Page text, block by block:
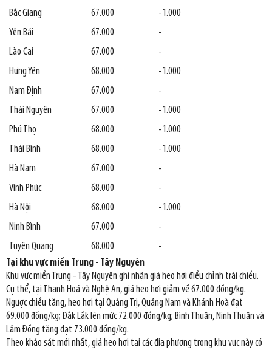
Bắc Giang
67.000
-1.000
Yên Bái
67.000
-
Lào Cai
67.000
-
Hưng Yên
68.000
-1.000
Nam Định
67.000
-
Thái Nguyên
67.000
-1.000
Phú Thọ
68.000
-1.000
Thái Bình
68.000
-1.000
Hà Nam
67.000
-
Vĩnh Phúc
68.000
-
Hà Nội
68.000
-1.000
Ninh Bình
67.000
-
Tuyên Quang
68.000
-
Tại khu vực miền Trung - Tây Nguyên
Khu vực miền Trung - Tây Nguyên ghi nhận giá heo hơi điều chỉnh trái chiều.
Cụ thể, tại Thanh Hoá và Nghệ An, giá heo hơi giảm về 67.000 đồng/kg.
Ngược chiều tăng, heo hơi tại Quảng Trị, Quảng Nam và Khánh Hoà đạt
69.000 đồng/kg; Đắk Lắk lên mức 72.000 đồng/kg; Bình Thuận, Ninh Thuận và
Lâm Đồng tăng đạt 73.000 đồng/kg.
Theo khảo sát mới nhất, giá heo hơi tại các địa phương trong khu vực này có